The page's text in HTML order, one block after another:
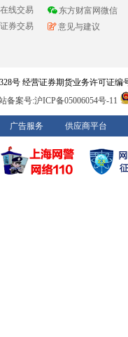
线交易
券交易
东方财富网微信
意见与建议
号 经营证券期货业务许可证编
备案号:沪ICP备05006054号-11
广告服务 供应商平台